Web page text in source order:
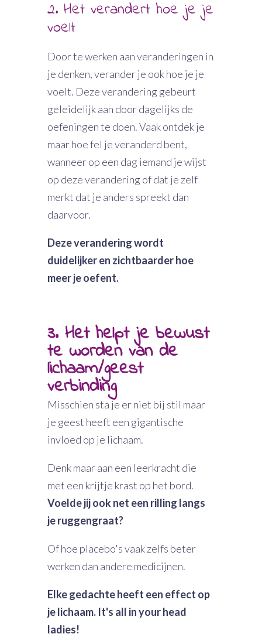
2. Het verandert hoe je je
voelt
Door te werken aan veranderingen in
je denken, verander je ook hoe je je
voelt. Deze verandering gebeurt
geleidelijk aan door dagelijks de
oefeningen te doen. Vaak ontdek je
maar hoe fel je veranderd bent,
wanneer op een dag iemand je wijst
op deze verandering of dat je zelf
merkt dat je anders spreekt dan
daarvoor.
Deze verandering wordt
duidelijker en zichtbaarder hoe
meer je oefent.
3. Het helpt je bewust
te worden van de
lichaam/geest
verbinding
Misschien sta je er niet bij stil maar
je geest heeft een gigantische
invloed op je lichaam.
Denk maar aan een leerkracht die
met een krijtje krast op het bord.
Voelde jij ook net een rilling langs
je ruggengraat?
Of hoe placebo's vaak zelfs beter
werken dan andere medicijnen.
Elke gedachte heeft een effect op
je lichaam. It's all in your head
ladies!